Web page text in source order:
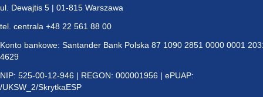
ul. Dewajtis 5 | 01-815 Warszawa
tel. centrala +48 22 561 88 00
Konto bankowe: Santander Bank Polska 87 1090 2851 0000 0001
4629
NIP: 525-00-12-946 | REGON: 000001956 | ePUAP:
/UKSW_2/SkrytkaESP